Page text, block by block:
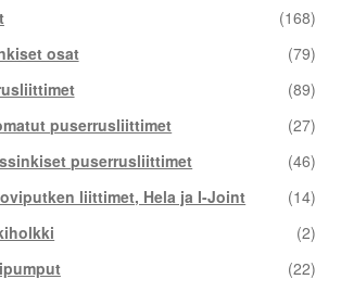
(168)
osat
(79)
(89)
puserrusliittimet
(27)
puserrusliittimet
(46)
liittimet, Hela ja I-Joint
(14)
(2)
(22)